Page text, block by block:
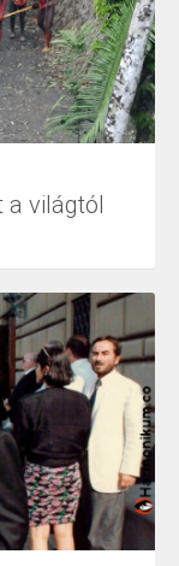
a világtól